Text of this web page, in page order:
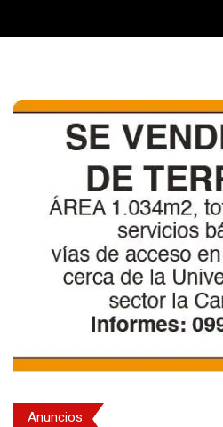
Anuncios